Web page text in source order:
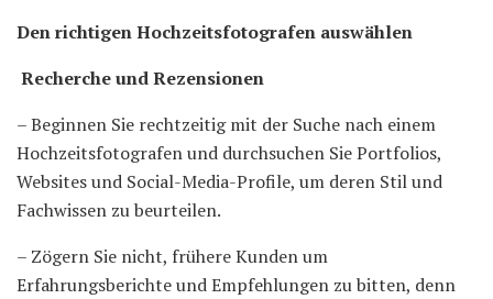
Den richtigen Hochzeitsfotografen auswählen
Recherche und Rezensionen
– Beginnen Sie rechtzeitig mit der Suche nach einem
Hochzeitsfotografen und durchsuchen Sie Portfolios,
Websites und Social-Media-Profile, um deren Stil und
Fachwissen zu beurteilen.
– Zögern Sie nicht, frühere Kunden um
Erfahrungsberichte und Empfehlungen zu bitten, denn